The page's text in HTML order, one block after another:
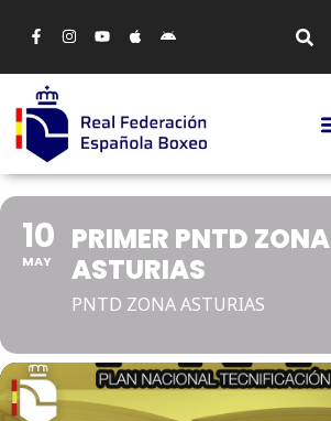
10
MAY
PRIMER PNTD ZONA
ASTURIAS
PNTD ZONA ASTURIAS